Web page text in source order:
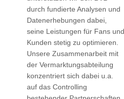
durch fundierte Analysen und
Datenerhebungen dabei,
seine Leistungen für Fans und
Kunden stetig zu optimieren.
Unsere Zusammenarbeit mit
der Vermarktungsabteilung
konzentriert sich dabei u.a.
auf das Controlling